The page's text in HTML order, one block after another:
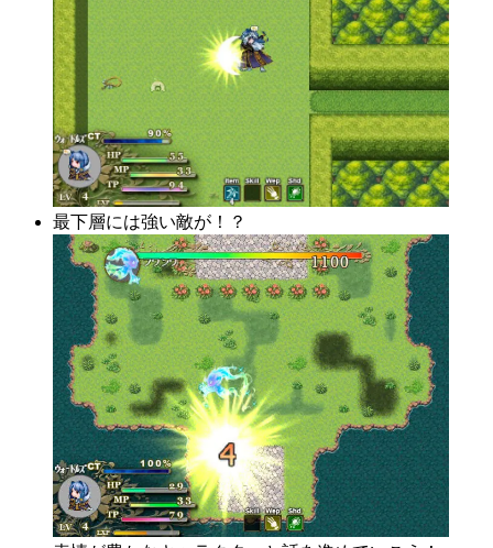
最下層には強い敵が！？